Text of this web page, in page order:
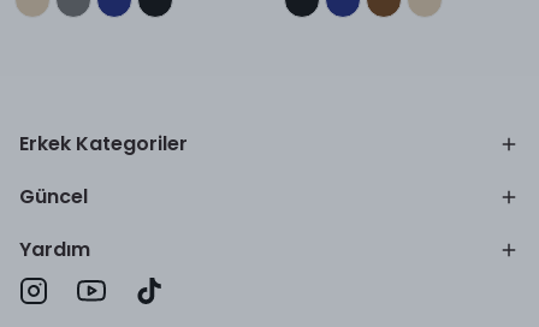
Erkek Kategoriler
Güncel
Yardım